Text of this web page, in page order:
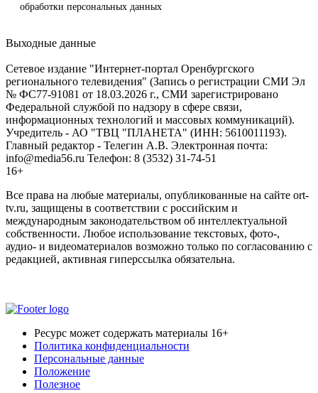
обработки персональных данных
Выходные данные
Сетевое издание "Интернет-портал Оренбургского
регионального телевидения" (Запись о регистрации СМИ Эл
№ ФС77-91081 от 18.03.2026 г., СМИ зарегистрировано
Федеральной службой по надзору в сфере связи,
информационных технологий и массовых коммуникаций).
Учредитель - АО "ТВЦ "ПЛАНЕТА" (ИНН: 5610011193).
Главный редактор - Телегин А.В. Электронная почта:
info@media56.ru Телефон: 8 (3532) 31-74-51
16+
Все права на любые материалы, опубликованные на сайте ort-
tv.ru, защищены в соответствии с российским и
международным законодательством об интеллектуальной
собственности. Любое использование текстовых, фото-,
аудио- и видеоматериалов возможно только по согласованию с
редакцией, активная гиперссылка обязательна.
Ресурс может содержать материалы 16+
Политика конфиденциальности
Персональные данные
Положение
Полезное